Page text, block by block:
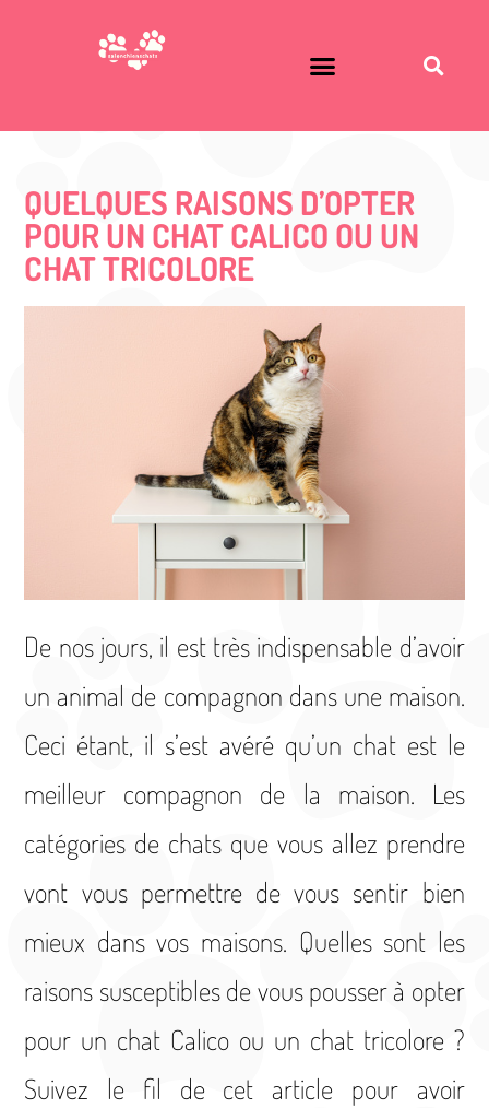
QUELQUES RAISONS D’OPTER
POUR UN CHAT CALICO OU UN
CHAT TRICOLORE
De nos jours, il est très indispensable d’avoir
un animal de compagnon dans une maison.
Ceci étant, il s’est avéré qu’un chat est le
meilleur compagnon de la maison. Les
catégories de chats que vous allez prendre
vont vous permettre de vous sentir bien
mieux dans vos maisons. Quelles sont les
raisons susceptibles de vous pousser à opter
pour un chat Calico ou un chat tricolore ?
Suivez le fil de cet article pour avoir